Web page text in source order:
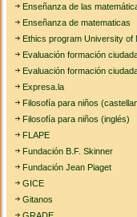
Enseñanza de las
Enseñanza de matematicas
Ethics program University of
Evaluación formación
Evaluación formación
Expresa.la
Filosofía para niños
Filosofía para niños (inglés)
FLAPE
Fundación B.F. Skinner
Fundación Jean Piaget
GICE
Gitanos